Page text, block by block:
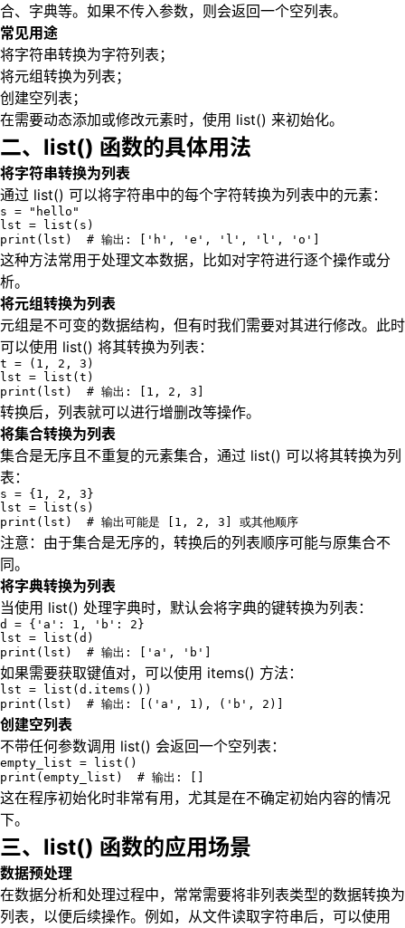
合、字典等。如果不传入参数，则会返回一个空列表。
常见用途
将字符串转换为字符列表；
将元组转换为列表；
创建空列表；
在需要动态添加或修改元素时，使用 list() 来初始化。
二、list() 函数的具体用法
将字符串转换为列表
通过 list() 可以将字符串中的每个字符转换为列表中的元素：
s = "hello"
lst = list(s)
print(lst)  # 输出: ['h', 'e', 'l', 'l', 'o']
这种方法常用于处理文本数据，比如对字符进行逐个操作或分
析。
将元组转换为列表
元组是不可变的数据结构，但有时我们需要对其进行修改。此时
可以使用 list() 将其转换为列表：
t = (1, 2, 3)
lst = list(t)
print(lst)  # 输出: [1, 2, 3]
转换后，列表就可以进行增删改等操作。
将集合转换为列表
集合是无序且不重复的元素集合，通过 list() 可以将其转换为列
表：
s = {1, 2, 3}
lst = list(s)
print(lst)  # 输出可能是 [1, 2, 3] 或其他顺序
注意：由于集合是无序的，转换后的列表顺序可能与原集合不
同。
将字典转换为列表
当使用 list() 处理字典时，默认会将字典的键转换为列表：
d = {'a': 1, 'b': 2}
lst = list(d)
print(lst)  # 输出: ['a', 'b']
如果需要获取键值对，可以使用 items() 方法：
lst = list(d.items())
print(lst)  # 输出: [('a', 1), ('b', 2)]
创建空列表
不带任何参数调用 list() 会返回一个空列表：
empty_list = list()
print(empty_list)  # 输出: []
这在程序初始化时非常有用，尤其是在不确定初始内容的情况
下。
三、list() 函数的应用场景
数据预处理
在数据分析和处理过程中，常常需要将非列表类型的数据转换为
列表，以便后续操作。例如，从文件读取字符串后，可以使用